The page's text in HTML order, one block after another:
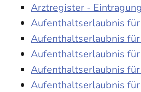
Arztregister -
Aufenthaltserlaubnis
Aufenthaltserlaubnis
Aufenthaltserlaubnis
Aufenthaltserlaubnis
Aufenthaltserlaubnis